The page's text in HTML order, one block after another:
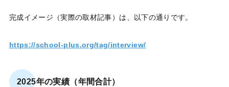
完成イメージ（実際の取材記事）は、以下の通りです。
https://school-plus.org/tag/interview/
2025年の実績（年間合計）